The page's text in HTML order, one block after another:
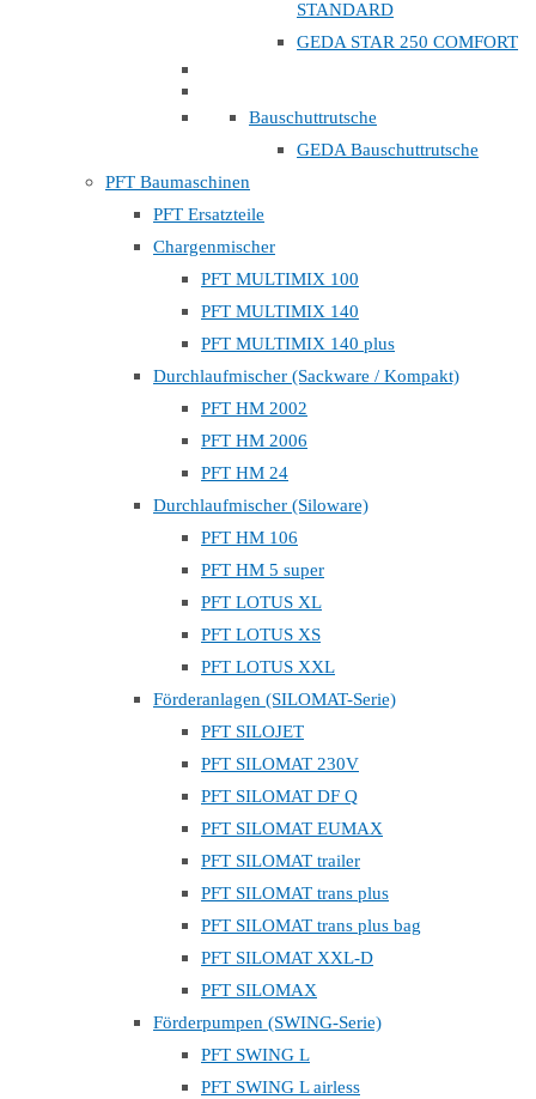
STANDARD
GEDA STAR 250 COMFORT
Bauschuttrutsche
GEDA Bauschuttrutsche
PFT Baumaschinen
PFT Ersatzteile
Chargenmischer
PFT MULTIMIX 100
PFT MULTIMIX 140
PFT MULTIMIX 140 plus
Durchlaufmischer (Sackware / Kompakt)
PFT HM 2002
PFT HM 2006
PFT HM 24
Durchlaufmischer (Siloware)
PFT HM 106
PFT HM 5 super
PFT LOTUS XL
PFT LOTUS XS
PFT LOTUS XXL
Förderanlagen (SILOMAT-Serie)
PFT SILOJET
PFT SILOMAT 230V
PFT SILOMAT DF Q
PFT SILOMAT EUMAX
PFT SILOMAT trailer
PFT SILOMAT trans plus
PFT SILOMAT trans plus bag
PFT SILOMAT XXL-D
PFT SILOMAX
Förderpumpen (SWING-Serie)
PFT SWING L
PFT SWING L airless